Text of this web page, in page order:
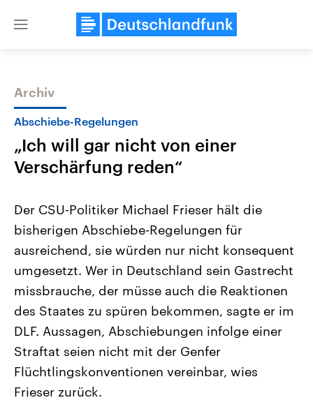
Close
Themen
Landtagswahl Sachsen-Anhalt
2026
Alle Informationen
Sachsen-Anhalt wählt am 6.
September 2026 einen neuen
Landtag. Seit 2021 wird das
Bundesland von einer Koalition aus
CDU, SPD und FDP regiert.-
Umfragen, Prognosen,
Wahlprogramme, aktuelle Berichte
und Hintergründe zu den Parteien
und Kandidaten der anstehenden
Wahl.
USA
Aktuelle Beiträge,
Hintergründe
Wirtschaftlich und
gehören die Vereinigten
den mächtigsten Ländern
mit großem Einfluss auf
aktuelle Weltgeschehen.
Sendungen Programm Podcasts
Audio-Archiv
Archiv
Abschiebe-Regelungen
„Ich will gar nicht von einer
Verschärfung reden“
Der CSU-Politiker Michael Frieser hält die
bisherigen Abschiebe-Regelungen für
ausreichend, sie würden nur nicht konsequent
umgesetzt. Wer in Deutschland sein Gastrecht
missbrauche, der müsse auch die Reaktionen
des Staates zu spüren bekommen, sagte er im
DLF. Aussagen, Abschiebungen infolge einer
Straftat seien nicht mit der Genfer
Flüchtlingskonventionen vereinbar, wies
Frieser zurück.